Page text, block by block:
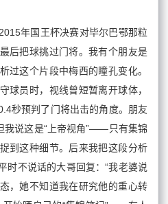
年国王杯决赛对毕尔巴鄂那粒
后把球挑过门将。我有个朋友是
过这个片段中梅西的瞳孔变化。
球员时，视线曾短暂离开球体，
秒预判了门将出击的角度。朋友
我说这是“上帝视角”——只有集锦
到这种细节。后来我把这段分析
时不说话的大哥回复：“我老婆说
，她不知道我在研究他的重心转